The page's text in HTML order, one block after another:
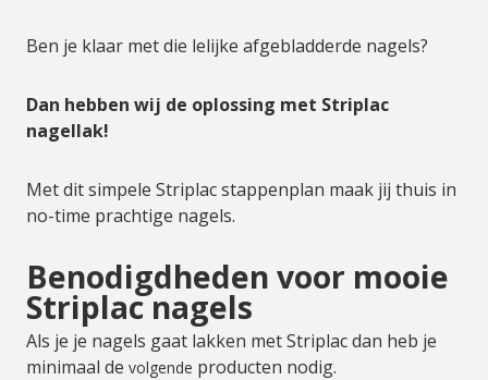
Ben je klaar met die lelijke afgebladderde nagels?
Dan hebben wij de oplossing met Striplac
nagellak!
Met dit simpele Striplac stappenplan maak jij thuis in
no-time prachtige nagels.
Benodigdheden voor mooie
Striplac nagels
Als je je nagels gaat lakken met Striplac dan heb je
minimaal de volgende producten nodig.